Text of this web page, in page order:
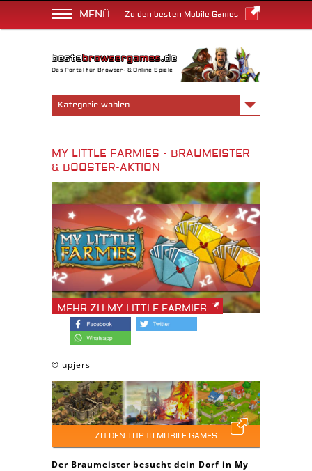
MENÜ Zu den besten Mobile Games
Das Portal für Browser- & Online Spiele
Kategorie wählen
MY LITTLE FARMIES - BRAUMEISTER
& BOOSTER-AKTION
MEHR ZU MY LITTLE FARMIES
© upjers
ZU DEN TOP 10 MOBILE GAMES
Der Braumeister besucht dein Dorf in My